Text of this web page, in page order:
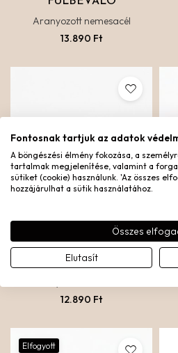
Aranyozott nemesacél
13.890 Ft
ESSENTIAL 2 KARIKA
FÜLBEVALÓ
12.890 Ft
Elfogyott
Fontosnak tartjuk az adatok
A böngészési élmény fokozása, a
tartalmak megjelenítése, valamint a
sütiket (cookie) használunk. 'Az összes
hozzájárulhat a sütik használatához.
Összes
Elutasít